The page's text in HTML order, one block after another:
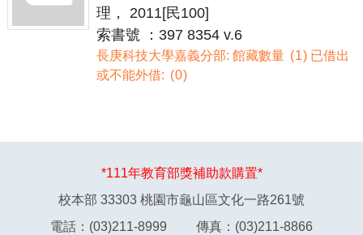
理， 2011[民100]
索書號 ：397 8354 v.6
長庚科技大學嘉義分部: 館藏數量 1 已借出
或不能外借:
0
*111年教育部獎補助款購置*
校本部 33303 桃園市龜山區文化一路261號
電話：(03)211-8999 傳真：(03)211-8866